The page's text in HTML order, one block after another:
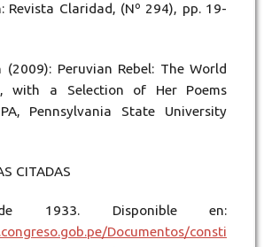
Revista Claridad, (Nº 294), pp. 19-
(2009): Peruvian Rebel: The World
with a Selection of Her Poems
Pennsylvania State University
CITADAS
de 1933. Disponible en:
Documentos/consti